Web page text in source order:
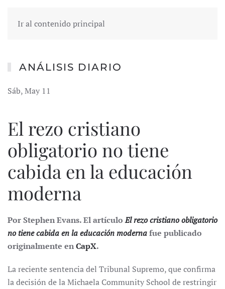
Ir al contenido principal
ANÁLISIS DIARIO
Sáb, May 11
El rezo cristiano
obligatorio no tiene
cabida en la educación
moderna
Por Stephen Evans. El artículoEl rezo cristiano obligatorio
no tiene cabida en la educación modernafue publicado
originalmente enCapX.
La reciente sentencia del Tribunal Supremo, que confirma
la decisión de la Michaela Community School de restringir